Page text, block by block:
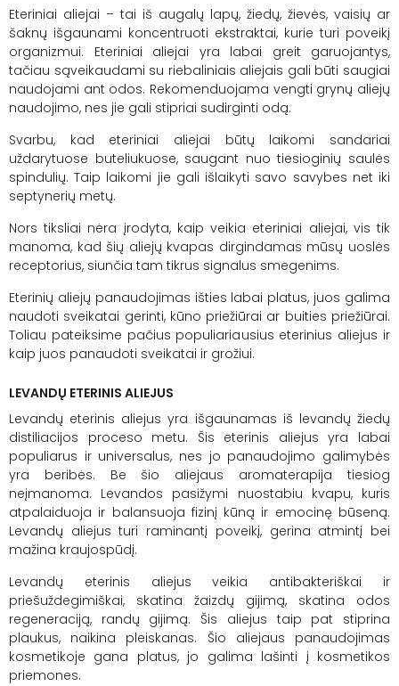
Eteriniai aliejai – tai iš augalų lapų, žiedų, žievės, vaisių ar
šaknų išgaunami koncentruoti ekstraktai, kurie turi poveikį
organizmui. Eteriniai aliejai yra labai greit garuojantys,
tačiau sąveikaudami su riebaliniais aliejais gali būti saugiai
naudojami ant odos. Rekomenduojama vengti grynų aliejų
naudojimo, nes jie gali stipriai sudirginti odą.
Svarbu, kad eteriniai aliejai būtų laikomi sandariai
uždarytuose buteliukuose, saugant nuo tiesioginių saulės
spindulių. Taip laikomi jie gali išlaikyti savo savybes net iki
septynerių metų.
Nors tiksliai nėra įrodyta, kaip veikia eteriniai aliejai, vis tik
manoma, kad šių aliejų kvapas dirgindamas mūsų uoslės
receptorius, siunčia tam tikrus signalus smegenims.
Eterinių aliejų panaudojimas išties labai platus, juos galima
naudoti sveikatai gerinti, kūno priežiūrai ar buities priežiūrai.
Toliau pateiksime pačius populiariausius eterinius aliejus ir
kaip juos panaudoti sveikatai ir grožiui.
LEVANDŲ ETERINIS ALIEJUS
Levandų eterinis aliejus yra išgaunamas iš levandų žiedų
distiliacijos proceso metu. Šis eterinis aliejus yra labai
populiarus ir universalus, nes jo panaudojimo galimybės
yra beribės. Be šio aliejaus aromaterapija tiesiog
neįmanoma. Levandos pasižymi nuostabiu kvapu, kuris
atpalaiduoja ir balansuoja fizinį kūną ir emocinę būseną.
Levandų aliejus turi raminantį poveikį, gerina atmintį bei
mažina kraujospūdį.
Levandų eterinis aliejus veikia antibakteriškai ir
priešuždegimiškai, skatina žaizdų gijimą, skatina odos
regeneraciją, randų gijimą. Šis aliejus taip pat stiprina
plaukus, naikina pleiskanas. Šio aliejaus panaudojimas
kosmetikoje gana platus, jo galima lašinti į kosmetikos
priemones.